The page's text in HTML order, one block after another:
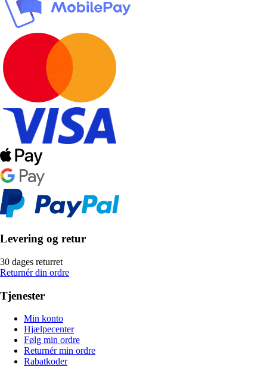
Levering og retur
30 dages returret
Returnér din ordre
Tjenester
Min konto
Hjælpecenter
Følg min ordre
Returnér min ordre
Rabatkoder